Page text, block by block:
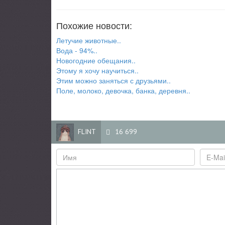
Похожие новости:
Летучие животные..
Вода - 94%..
Новогодние обещания..
Этому я хочу научиться..
Этим можно заняться с друзьями..
Поле, молоко, девочка, банка, деревня..
FLINT 16 699